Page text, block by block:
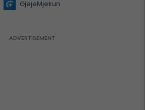
GjejeMjekun